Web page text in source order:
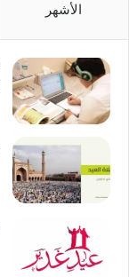
الأشهر